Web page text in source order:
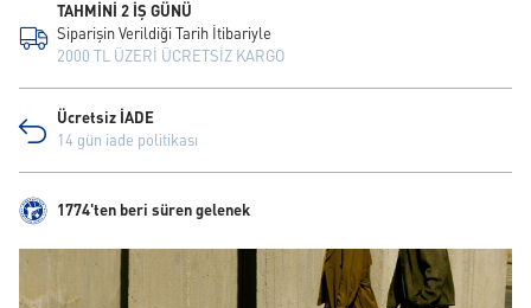
TAHMİNİ 2 İŞ GÜNÜ
Siparişin Verildiği Tarih İtibariyle
2000 TL ÜZERİ ÜCRETSİZ KARGO
Ücretsiz İADE
14 gün iade politikası
1774'ten beri süren gelenek